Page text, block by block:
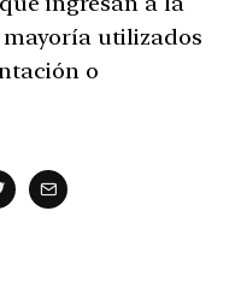
mayoría utilizados
o